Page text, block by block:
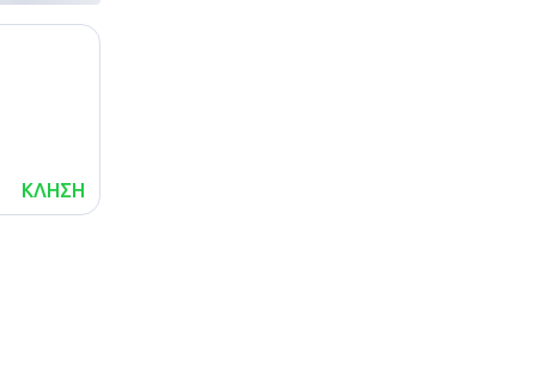
ΚΛΗΣΗ